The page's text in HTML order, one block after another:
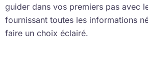
guider dans vos premiers pas avec
fournissant toutes les informations
faire un choix éclairé.